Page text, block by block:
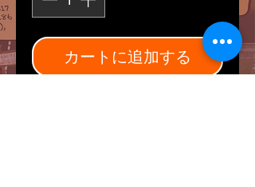
カートに追加する